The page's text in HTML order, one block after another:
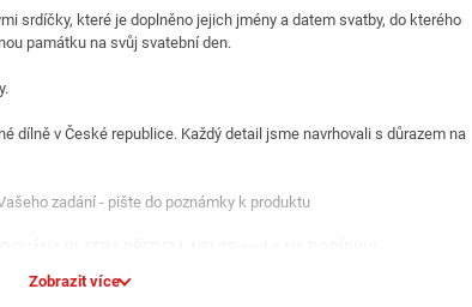
srdíčky, které je doplněno jejich jmény a datem svatby, do kterého
památku na svůj svatební den.
dílně v České republice. Každý detail jsme navrhovali s důrazem na
zadání - pište do poznámky k produktu
Zobrazit více